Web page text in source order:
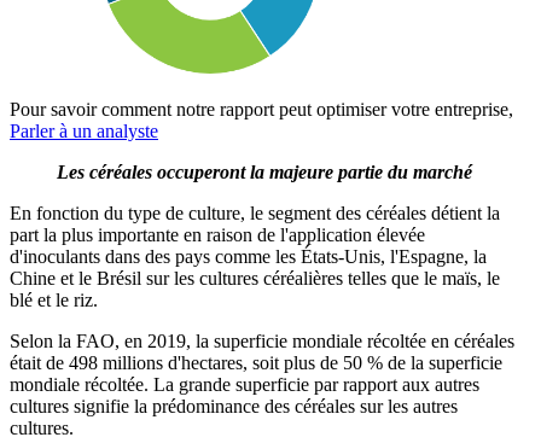
Pour savoir comment notre rapport peut optimiser votre entreprise,
Parler à un analyste
Les céréales occuperont la majeure partie du marché
En fonction du type de culture, le segment des céréales détient la
part la plus importante en raison de l'application élevée
d'inoculants dans des pays comme les États-Unis, l'Espagne, la
Chine et le Brésil sur les cultures céréalières telles que le maïs, le
blé et le riz.
Selon la FAO, en 2019, la superficie mondiale récoltée en céréales
était de 498 millions d'hectares, soit plus de 50 % de la superficie
mondiale récoltée. La grande superficie par rapport aux autres
cultures signifie la prédominance des céréales sur les autres
cultures.